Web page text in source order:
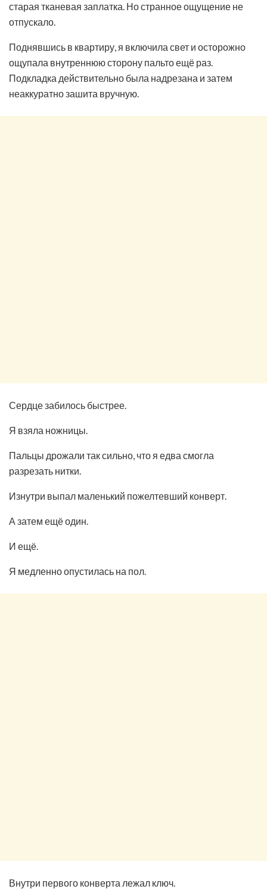
старая тканевая заплатка. Но странное ощущение не
отпускало.
Поднявшись в квартиру, я включила свет и осторожно
ощупала внутреннюю сторону пальто ещё раз.
Подкладка действительно была надрезана и затем
неаккуратно зашита вручную.
Сердце забилось быстрее.
Я взяла ножницы.
Пальцы дрожали так сильно, что я едва смогла
разрезать нитки.
Изнутри выпал маленький пожелтевший конверт.
А затем ещё один.
И ещё.
Я медленно опустилась на пол.
Внутри первого конверта лежал ключ.